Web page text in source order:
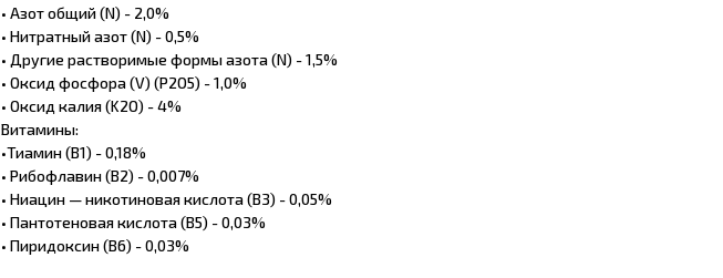
• Азот общий (N) - 2,0%
• Нитратный азот (N) - 0,5%
• Другие растворимые формы азота (N) - 1,5%
• Оксид фосфора (V) (P2O5) - 1,0%
• Оксид калия (K2O) - 4%
Витамины:
•Тиамин (B1) - 0,18%
• Рибофлавин (B2) - 0,007%
• Ниацин — никотиновая кислота (B3) - 0,05%
• Пантотеновая кислота (B5) - 0,03%
• Пиридоксин (B6) - 0,03%